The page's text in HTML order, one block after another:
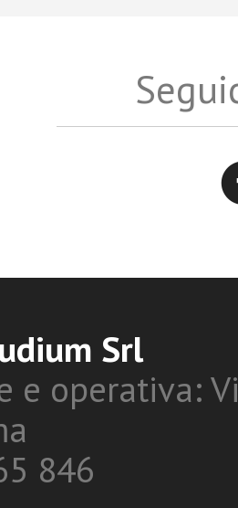
Srl
e operativa:
846